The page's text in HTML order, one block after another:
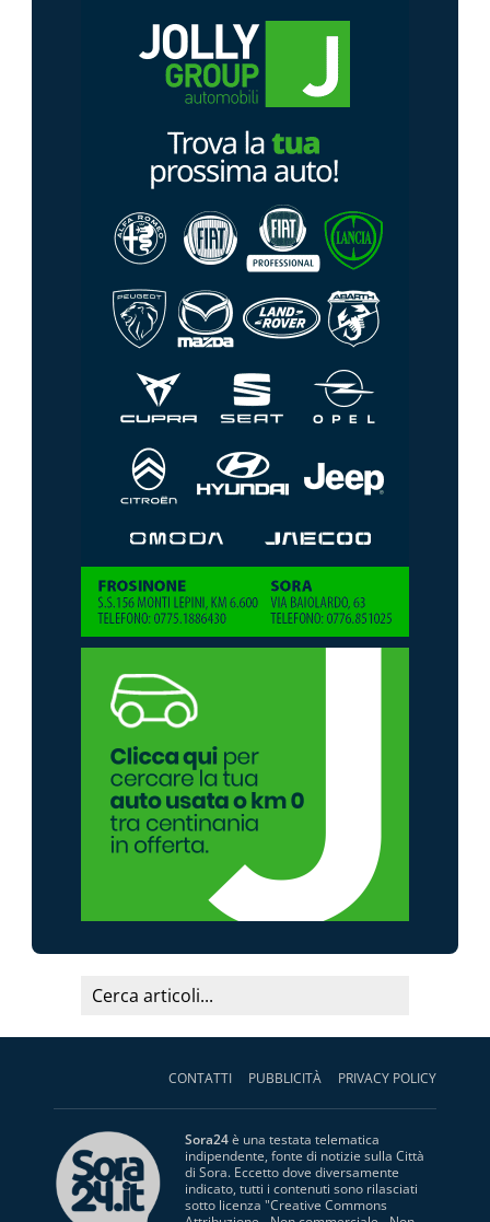
CONTATTI PUBBLICITÀ PRIVACY POLICY
Sora24è una testata telematica
indipendente, fonte di notizie sulla Città
di Sora. Eccetto dove diversamente
indicato, tutti i contenuti sono rilasciati
sotto licenza "Creative Commons